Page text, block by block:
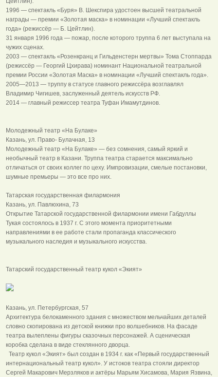
1996 — спектакль «Буря» В. Шекспира удостоен высшей театральной
награды — премии «Золотая маска» в номинации «Лучший спектакль
года» (режиссёр — Б. Цейтлин).
31 января 1996 года — пожар, после которого труппа 6 лет выступала на
чужих сценах.
2003 — спектакль «Розенкранц и Гильденстерн мертвы» Тома Стоппарда
(режиссёр — Георгий Цхирава) номинант Национальной театральной
премии России «Золотая Маска» в номинации «Лучший спектакль года».
2005—2013 — труппу в статусе главного режиссёра возглавлял
Владимир Чигишев, заслуженный деятель искусств РФ.
2014 — главный режиссер театра Туфан Имамутдинов.
Молодежный театр «На Булаке»
Казань, ул. Право- Булачная, 13
Молодежный театр «На Булаке» — без сомнения, самый яркий и
необычный театр в Казани. Труппа театра старается максимально
отличаться от своих коллег по цеху. Импровизации, смелые постановки,
шумные премьеры — это все про них.
Татарская государственная филармония
Казань, ул. Павлюхина, 73
Открытие Татарской государственной филармонии имени Габдуллы
Тукая состоялось в 1937 г. С этого момента приоритетными
направлениями в ее работе стали пропаганда классического
музыкального наследия и музыкального искусства.
Татарский государственный театр кукол «Экият»
Казань, ул. Петербургская, 57
Архитектура белокаменного здания с множеством мельчайших деталей
словно скопирована из детской книжки про волшебников. На фасаде
театра вылеплены фигуры сказочных персонажей. А сценическая
коробка сделана в виде стеклянного дворца.
Театр кукол «Экият» был создан в 1934 г. как «Первый государственный
интернациональный театр кукол». У истоков театра стояли директор
Сергей Макарович Мерзляков и актёры Марьям Хисамова, Мария Язвина,